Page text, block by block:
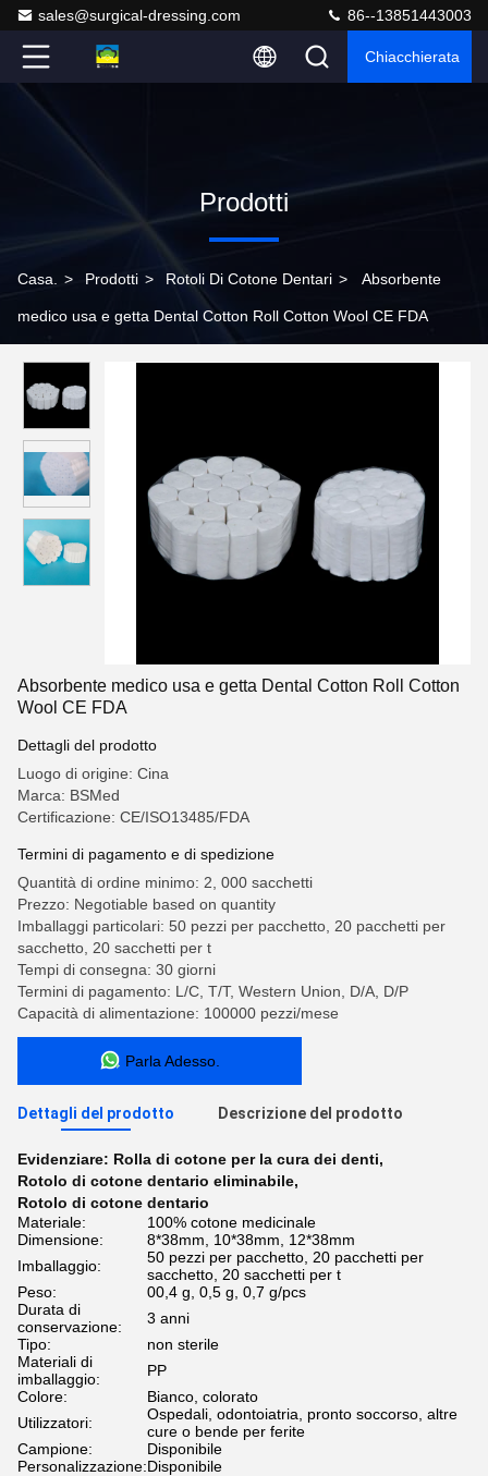
sales@surgical-dressing.com 86--13851443003
Chiacchierata
Prodotti
Casa. > Prodotti > Rotoli Di Cotone Dentari > Absorbente
medico usa e getta Dental Cotton Roll Cotton Wool CE FDA
Absorbente medico usa e getta Dental Cotton Roll Cotton
Wool CE FDA
Dettagli del prodotto
Luogo di origine: Cina
Marca: BSMed
Certificazione: CE/ISO13485/FDA
Termini di pagamento e di spedizione
Quantità di ordine minimo: 2, 000 sacchetti
Prezzo: Negotiable based on quantity
Imballaggi particolari: 50 pezzi per pacchetto, 20 pacchetti per
sacchetto, 20 sacchetti per t
Tempi di consegna: 30 giorni
Termini di pagamento: L/C, T/T, Western Union, D/A, D/P
Capacità di alimentazione: 100000 pezzi/mese
Parla Adesso.
Dettagli del prodotto Descrizione del prodotto
Evidenziare: Rolla di cotone per la cura dei denti,
Rotolo di cotone dentario eliminabile,
Rotolo di cotone dentario
Materiale:
100% cotone medicinale
Dimensione:
8*38mm, 10*38mm, 12*38mm
Imballaggio:
50 pezzi per pacchetto, 20 pacchetti per
sacchetto, 20 sacchetti per t
Peso:
00,4 g, 0,5 g, 0,7 g/pcs
Durata di
conservazione:
3 anni
Tipo:
non sterile
Materiali di
imballaggio:
PP
Colore:
Bianco, colorato
Utilizzatori:
Ospedali, odontoiatria, pronto soccorso, altre
cure o bende per ferite
Campione:
Disponibile
Personalizzazione:Disponibile